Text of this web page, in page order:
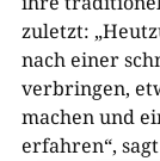
zuletzt:
nach einer
verbringen,
machen und
erfahren“,